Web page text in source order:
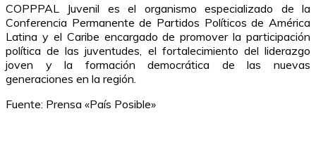
COPPPAL Juvenil es el organismo especializado de la
Conferencia Permanente de Partidos Políticos de América
Latina y el Caribe encargado de promover la participación
política de las juventudes, el fortalecimiento del liderazgo
joven y la formación democrática de las nuevas
generaciones en la región.
Fuente: Prensa «País Posible»